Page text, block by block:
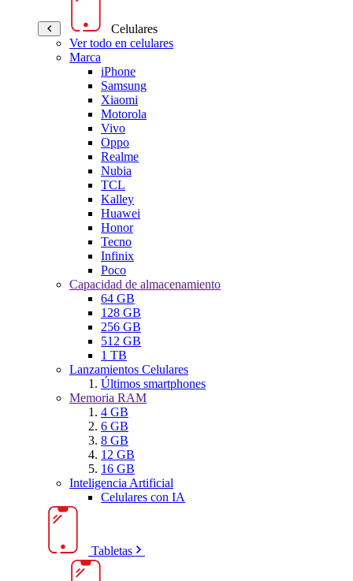
Celulares
Ver todo en celulares
Marca
iPhone
Samsung
Xiaomi
Motorola
Vivo
Oppo
Realme
Nubia
TCL
Kalley
Huawei
Honor
Tecno
Infinix
Poco
Capacidad de almacenamiento
64 GB
128 GB
256 GB
512 GB
1 TB
Lanzamientos Celulares
Últimos smartphones
Memoria RAM
4 GB
6 GB
8 GB
12 GB
16 GB
Inteligencia Artificial
Celulares con IA
Tabletas